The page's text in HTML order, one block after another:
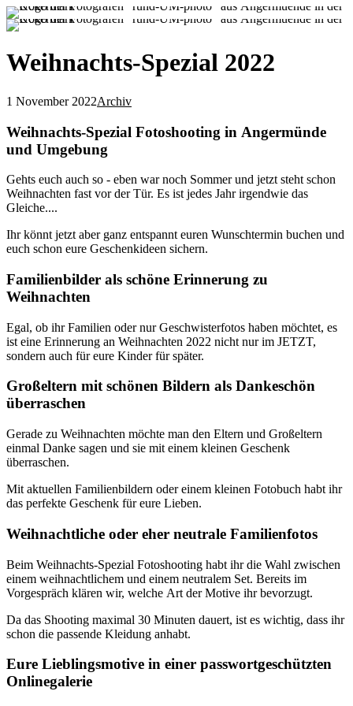
Weihnachts-Spezial 2022
1 November 2022Archiv
Weihnachts-Spezial Fotoshooting in Angermünde
und Umgebung
Gehts euch auch so - eben war noch Sommer und jetzt steht schon
Weihnachten fast vor der Tür. Es ist jedes Jahr irgendwie das
Gleiche....
Ihr könnt jetzt aber ganz entspannt euren Wunschtermin buchen und
euch schon eure Geschenkideen sichern.
Familienbilder als schöne Erinnerung zu
Weihnachten
Egal, ob ihr Familien oder nur Geschwisterfotos haben möchtet, es
ist eine Erinnerung an Weihnachten 2022 nicht nur im JETZT,
sondern auch für eure Kinder für später.
Großeltern mit schönen Bildern als Dankeschön
überraschen
Gerade zu Weihnachten möchte man den Eltern und Großeltern
einmal Danke sagen und sie mit einem kleinen Geschenk
überraschen.
Mit aktuellen Familienbildern oder einem kleinen Fotobuch habt ihr
das perfekte Geschenk für eure Lieben.
Weihnachtliche oder eher neutrale Familienfotos
Beim Weihnachts-Spezial Fotoshooting habt ihr die Wahl zwischen
einem weihnachtlichem und einem neutralem Set. Bereits im
Vorgespräch klären wir, welche Art der Motive ihr bevorzugt.
Da das Shooting maximal 30 Minuten dauert, ist es wichtig, dass ihr
schon die passende Kleidung anhabt.
Eure Lieblingsmotive in einer passwortgeschützten
Onlinegalerie